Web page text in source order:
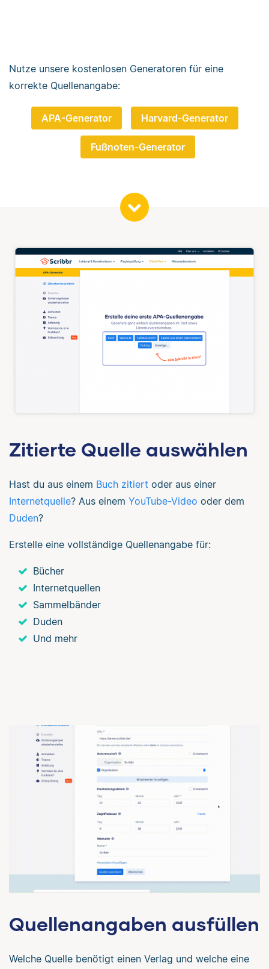
Nutze unsere kostenlosen Generatoren für eine
korrekte Quellenangabe:
APA-Generator Harvard-Generator
Fußnoten-Generator
Zitierte Quelle auswählen
Hast du aus einem Buch zitiert oder aus einer
Internetquelle? Aus einem YouTube-Video oder dem
Duden?
Erstelle eine vollständige Quellenangabe für:
Bücher
Internetquellen
Sammelbänder
Duden
Und mehr
Quellenangaben ausfüllen
Welche Quelle benötigt einen Verlag und welche eine